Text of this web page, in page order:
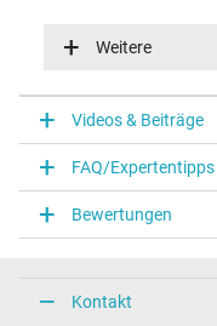
100-240V / 50-60Hz
Notebook Stecker
Steckertyp / -form
rund / 90° abgewinkelt
Steckerlänge (mm)
11,0 mm
5,5 mm / 2,5 mm
Weitere
Videos & Beiträge
FAQ/Expertentipps
Bewertungen
Kontakt